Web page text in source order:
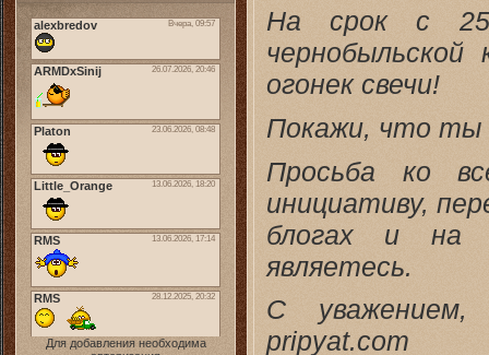
Для добавления необходима
На срок с
огонек свечи!
Покажи, что ты
Просьба ко
инициативу,
блогах и на
являетесь.
С уважением,
pripyat.com